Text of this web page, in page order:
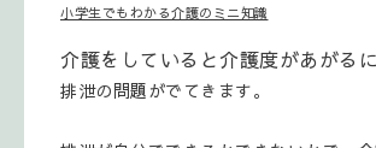
小学生でもわかる介護のミニ知識
介護をしていると介護度があがる
排泄の問題がでてきます。